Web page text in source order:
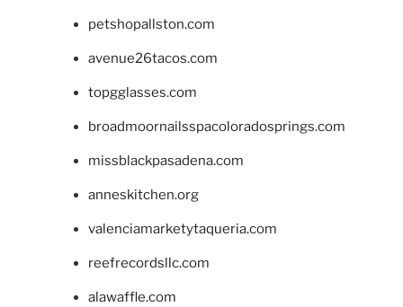
petshopallston.com
avenue26tacos.com
topgglasses.com
broadmoornailsspacoloradosprings.com
missblackpasadena.com
anneskitchen.org
valenciamarketytaqueria.com
reefrecordsllc.com
alawaffle.com